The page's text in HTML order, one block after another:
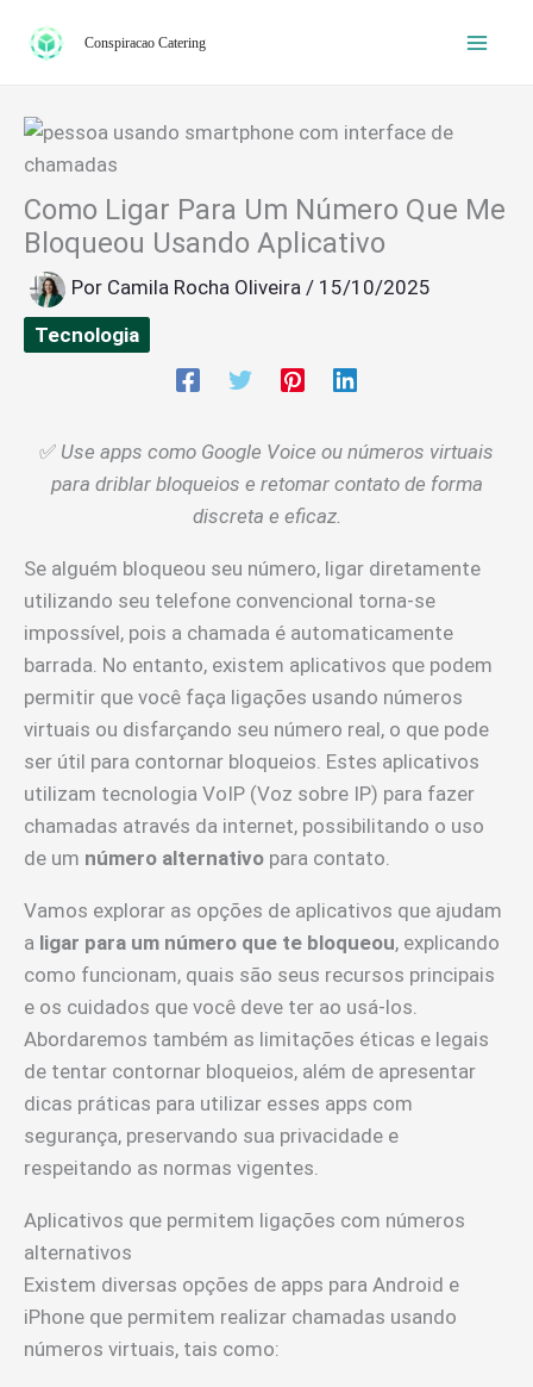
para
conteúdo
Conspiracao Catering
Como Ligar Para Um Número Que Me
Bloqueou Usando Aplicativo
Por Camila Rocha Oliveira / 15/10/2025
Tecnologia
✅ Use apps como Google Voice ou números virtuais
para driblar bloqueios e retomar contato de forma
discreta e eficaz.
Se alguém bloqueou seu número, ligar diretamente
utilizando seu telefone convencional torna-se
impossível, pois a chamada é automaticamente
barrada. No entanto, existem aplicativos que podem
permitir que você faça ligações usando números
virtuais ou disfarçando seu número real, o que pode
ser útil para contornar bloqueios. Estes aplicativos
utilizam tecnologia VoIP (Voz sobre IP) para fazer
chamadas através da internet, possibilitando o uso
de um número alternativo para contato.
Vamos explorar as opções de aplicativos que ajudam
a ligar para um número que te bloqueou, explicando
como funcionam, quais são seus recursos principais
e os cuidados que você deve ter ao usá-los.
Abordaremos também as limitações éticas e legais
de tentar contornar bloqueios, além de apresentar
dicas práticas para utilizar esses apps com
segurança, preservando sua privacidade e
respeitando as normas vigentes.
Aplicativos que permitem ligações com números
alternativos
Existem diversas opções de apps para Android e
iPhone que permitem realizar chamadas usando
números virtuais, tais como: